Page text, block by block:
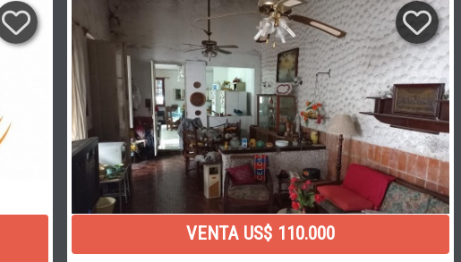
VENTA US$ 110.000